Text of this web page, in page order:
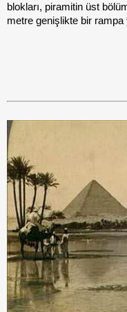
blokları, piramitin üst
metre genişlikte bir rampa